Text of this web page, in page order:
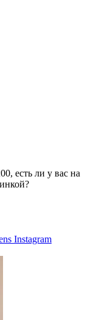
есть ли у вас на